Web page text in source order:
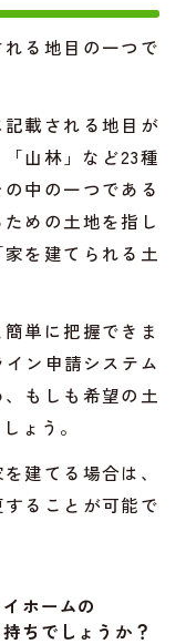
る地目の一つで
載される地目が
山林」など23種
中の一つである
めの土地を指し
を建てられる土
単に把握できま
ン申請システム
もしも希望の土
ょう。
建てる場合は、
ることが可能で
ホームの
ちでしょうか？